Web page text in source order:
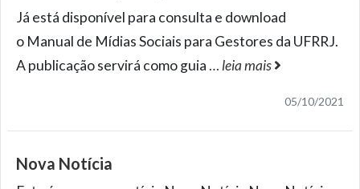
Já está disponível para consulta e download
o Manual de Mídias Sociais para Gestores da UFRRJ.
A publicação servirá como guia … leia mais
05/10/2021
Nova Notícia